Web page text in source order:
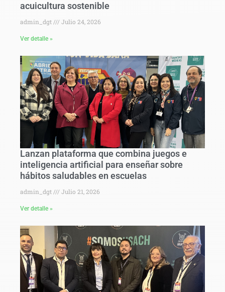
acuicultura sostenible
admin_dgt Julio 24, 2026
Ver detalle »
Lanzan plataforma que combina juegos e
inteligencia artificial para enseñar sobre
hábitos saludables en escuelas
admin_dgt Julio 21, 2026
Ver detalle »